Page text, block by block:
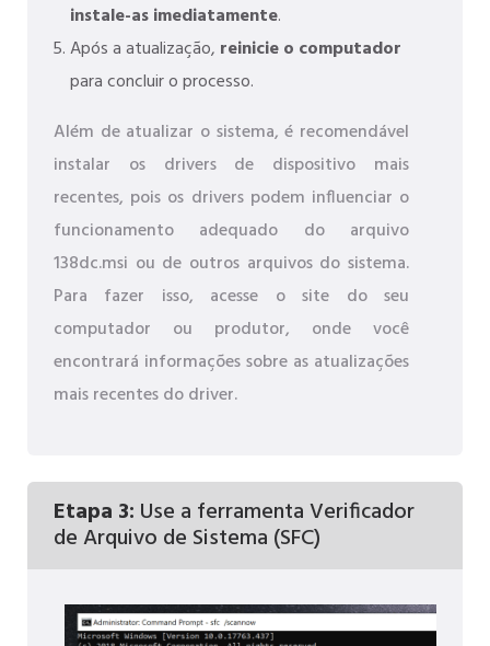
instale-as imediatamente.
Após a atualização, reinicie o computador
para concluir o processo.
Além de atualizar o sistema, é recomendável
instalar os drivers de dispositivo mais
recentes, pois os drivers podem influenciar o
funcionamento adequado do arquivo
138dc.msi ou de outros arquivos do sistema.
Para fazer isso, acesse o site do seu
computador ou produtor, onde você
encontrará informações sobre as atualizações
mais recentes do driver.
Etapa 3: Use a ferramenta Verificador
de Arquivo de Sistema (SFC)